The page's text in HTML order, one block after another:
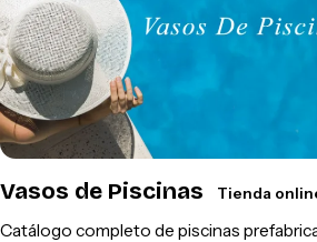
Vasos de Piscinas Tienda
Catálogo completo de piscinas